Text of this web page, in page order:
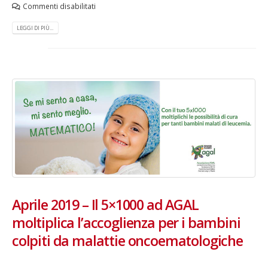
Commenti disabilitati
LEGGI DI PIÙ...
Aprile 2019 – Il 5×1000 ad AGAL
moltiplica l’accoglienza per i bambini
colpiti da malattie oncoematologiche